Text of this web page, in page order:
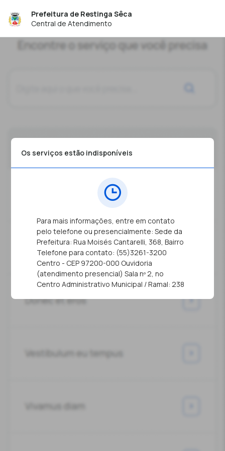
Prefeitura de Restinga Sêca
Central de Atendimento
Os serviços estão indisponíveis
Para mais informações, entre em contato
pelo telefone ou presencialmente: Sede da
Prefeitura: Rua Moisés Cantarelli, 368, Bairro
Telefone para contato: (55)3261-3200
Centro - CEP 97200-000 Ouvidoria
(atendimento presencial) Sala nº 2, no
Centro Administrativo Municipal / Ramal: 238